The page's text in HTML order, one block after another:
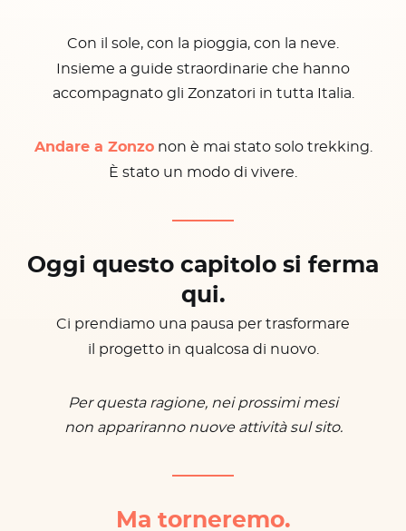
Con il sole, con la pioggia, con la neve.
Insieme a guide straordinarie che hanno
accompagnato gli Zonzatori in tutta Italia.
Andare a Zonzonon è mai stato solo trekking.
È stato un modo di vivere.
Oggi questo capitolo si ferma
qui.
Ci prendiamo una pausa per trasformare
il progetto in qualcosa di nuovo.
Per questa ragione, nei prossimi mesi
non appariranno nuove attività sul sito.
Ma torneremo.